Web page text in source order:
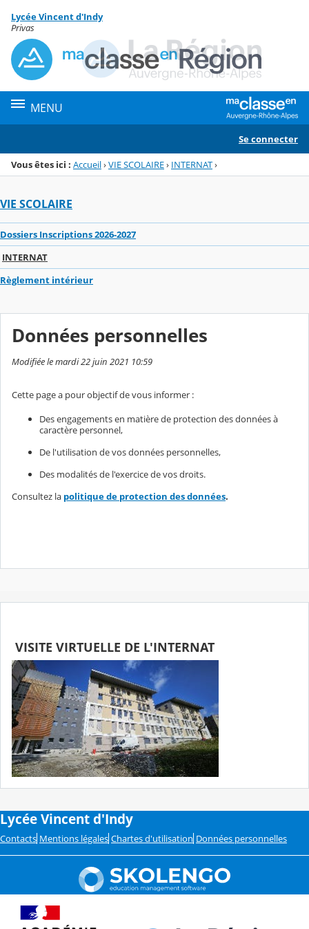
Menu de la rubrique
Contenu
Lycée Vincent d'Indy
Privas
MENU
Se connecter
Vous êtes ici : Accueil›VIE SCOLAIRE› INTERNAT›
VIE SCOLAIRE
Dossiers Inscriptions 2026-2027
INTERNAT
Règlement intérieur
Données personnelles
Modifiée le mardi 22 juin 2021 10:59
Cette page a pour objectif de vous informer :
Des engagements en matière de protection des données à
caractère personnel,
De l'utilisation de vos données personnelles,
Des modalités de l'exercice de vos droits.
Consultez la politique de protection des données.
VISITE VIRTUELLE DE L'INTERNAT
Lycée Vincent d'Indy
Contacts Mentions légales Chartes d'utilisation Données personnelles